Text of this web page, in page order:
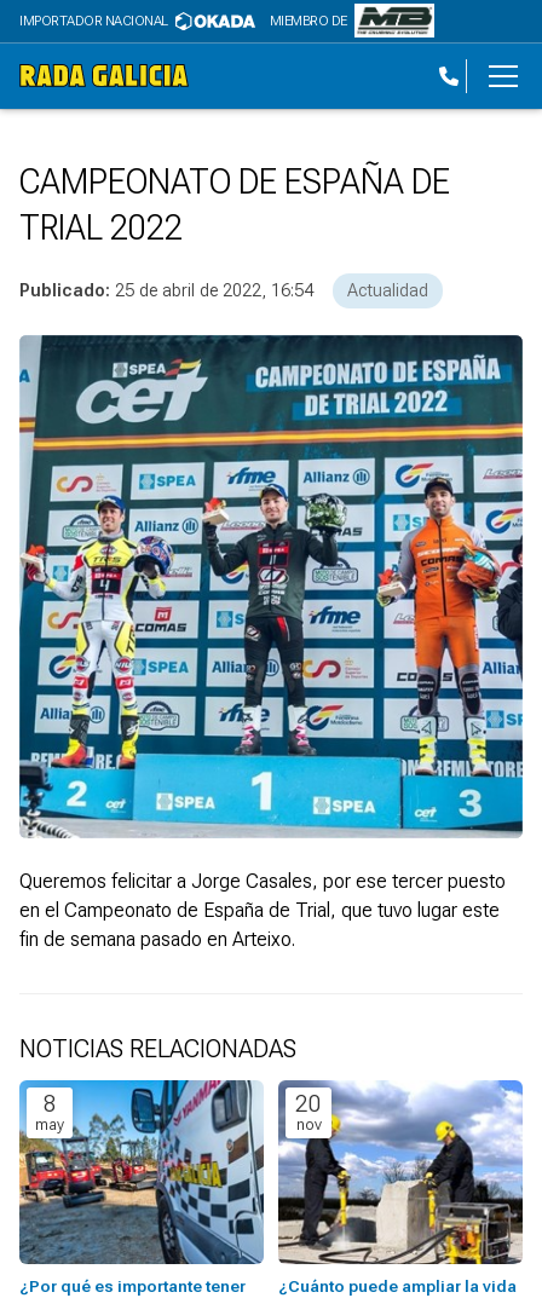
IMPORTADOR NACIONAL MIEMBRO DE
CAMPEONATO DE ESPAÑA DE
TRIAL 2022
Publicado: 25 de abril de 2022, 16:54 Actualidad
Queremos felicitar a Jorge Casales, por ese tercer puesto
en el Campeonato de España de Trial, que tuvo lugar este
fin de semana pasado en Arteixo.
NOTICIAS RELACIONADAS
8
may
¿Por qué es importante tener
20
nov
¿Cuánto puede ampliar la vida